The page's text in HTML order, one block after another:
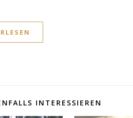
INTERESSIEREN